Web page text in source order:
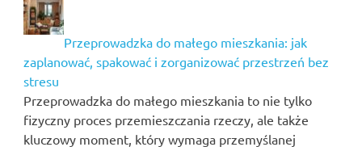
Przeprowadzka do małego mieszkania: jak
zaplanować, spakować i zorganizować przestrzeń bez
stresu
Przeprowadzka do małego mieszkania to nie tylko
fizyczny proces przemieszczania rzeczy, ale także
kluczowy moment, który wymaga przemyślanej